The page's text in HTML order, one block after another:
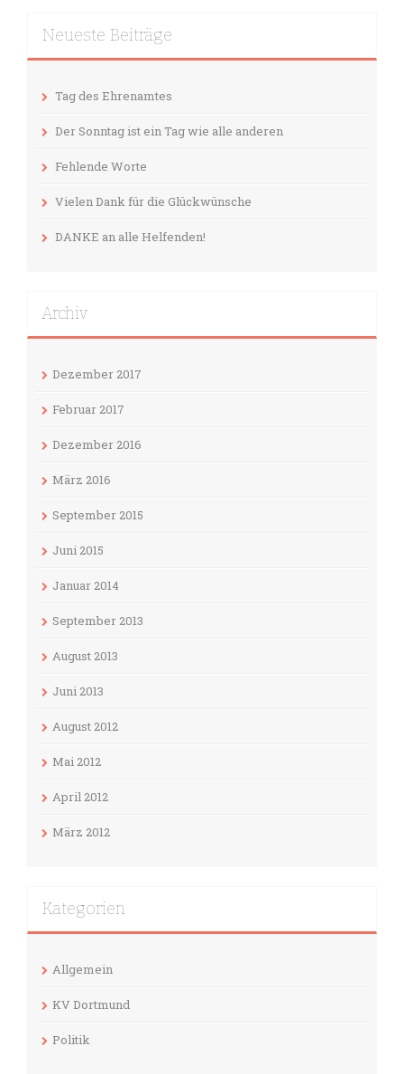
Neueste Beiträge
Tag des Ehrenamtes
Der Sonntag ist ein Tag wie alle anderen
Fehlende Worte
Vielen Dank für die Glückwünsche
DANKE an alle Helfenden!
Archiv
Dezember 2017
Februar 2017
Dezember 2016
März 2016
September 2015
Juni 2015
Januar 2014
September 2013
August 2013
Juni 2013
August 2012
Mai 2012
April 2012
März 2012
Kategorien
Allgemein
KV Dortmund
Politik